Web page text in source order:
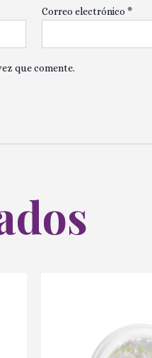
Correo electrónico*
que comente.